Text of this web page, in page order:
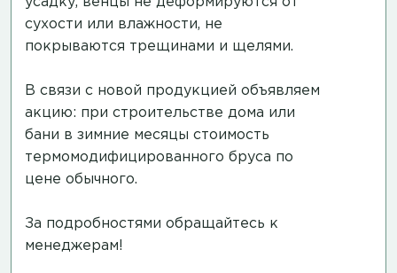
сухости или влажности, не
покрываются трещинами и щелями.
В связи с новой продукцией объявляем
акцию: при строительстве дома или
бани в зимние месяцы стоимость
термомодифицированного бруса по
цене обычного.
За подробностями обращайтесь к
менеджерам!